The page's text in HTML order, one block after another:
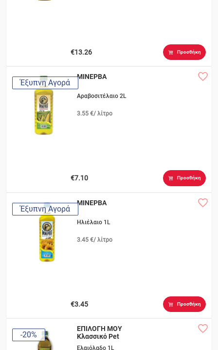
€13.26 Προσθήκη
Έξυπνη Αγορά
ΜΙΝΕΡΒΑ
Αραβοσιτέλαιο 2L
3.55 €/ λίτρο
€7.10 Προσθήκη
Έξυπνη Αγορά
ΜΙΝΕΡΒΑ
Ηλιέλαιο 1L
3.45 €/ λίτρο
€3.45 Προσθήκη
-20%
ΕΠΙΛΟΓΗ ΜΟΥ
Κλασσικό Pet
Ελαιόλαδο 1L